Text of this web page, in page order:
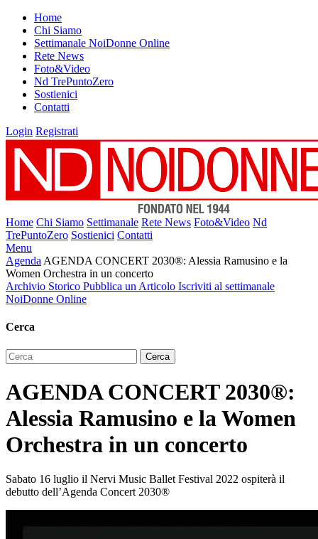
Home
Chi Siamo
Settimanale NoiDonne Online
Rete News
Foto&Video
Nd TrePuntoZero
Sostienici
Contatti
Login Registrati
Home Chi Siamo Settimanale Rete News Foto&Video Nd
TrePuntoZero Sostienici Contatti
Menu
Agenda AGENDA CONCERT 2030®: Alessia Ramusino e la
Women Orchestra in un concerto
Archivio Storico Pubblica un Articolo Iscriviti al settimanale
NoiDonne Online
Cerca
AGENDA CONCERT 2030®:
Alessia Ramusino e la Women
Orchestra in un concerto
Sabato 16 luglio il Nervi Music Ballet Festival 2022 ospiterà il
debutto dell’Agenda Concert 2030®